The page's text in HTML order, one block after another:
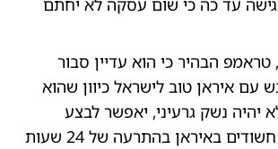
עד כה כי שום עסקה לא יחתם
הבהיר כי הוא עדיין סבור
איראן טוב לישראל כיוון שהוא
יהיה נשק גרעיני, יאפשר לבצע
ביקורים באתרים חשודים באיראן בהתרעה של 24 שעות